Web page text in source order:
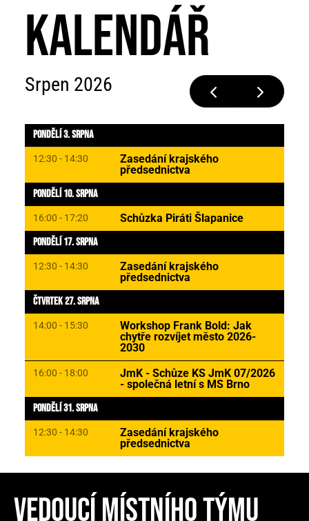
KALENDÁŘ
Srpen 2026
Pondělí 3. Srpna
12:30 - 14:30
Zasedání krajského
předsednictva
Pondělí 10. Srpna
16:00 - 17:20
Schůzka Piráti Šlapanice
Pondělí 17. Srpna
12:30 - 14:30
Zasedání krajského
předsednictva
Čtvrtek 27. Srpna
14:00 - 15:30
Workshop Frank Bold: Jak
chytře rozvíjet město 2026-
2030
16:00 - 18:00
JmK - Schůze KS JmK 07/2026
- společná letní s MS Brno
Pondělí 31. Srpna
12:30 - 14:30
Zasedání krajského
předsednictva
VEDOUCÍ MÍSTNÍHO TÝMU